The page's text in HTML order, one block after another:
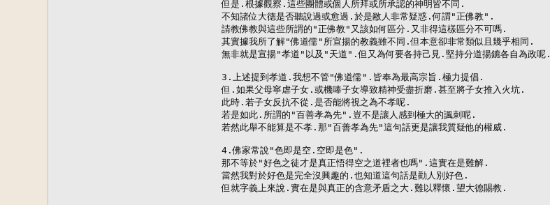
但是.根據觀察.這些團體或個人所拜或所承認的神明皆不同.
不知諸位大德是否聽說過或愈過.於是敝人非常疑惑.何謂"正佛教".
請教佛教與這些所謂的"正佛教"又該如何區分.又非得這樣區分不可嗎.
其實據我所了解"佛道儒"所宣揚的教義雖不同.但本意卻非常類似且幾乎相同.
無非就是宣揚"孝道"以及"天道".但又為何要各持己見.堅持分道揚鑣各自為政呢.
3.上述提到孝道.我想不管"佛道儒".皆奉為最高宗旨.極力提倡.
但.如果父母寧虐子女.或機唪子女導致精神受盡折磨.甚至將子女推入火坑.
此時.若子女反抗不從.是否能將視之為不孝呢.
若是如此.所謂的"百善孝為先".豈不是讓人感到極大的諷刺呢.
若然此舉不能算是不孝.那"百善孝為先"這句話更是讓我質疑他的權威.
4.佛家常說"色即是空.空即是色".
那不等於"好色之徒才是真正悟得空之道裡者也嗎".這實在是難解.
當然我對於好色是完全沒興趣的.也知道這句話是勸人別好色.
但就字義上來說.實在是與真正的含意矛盾之大.難以釋懷.望大德賜教.